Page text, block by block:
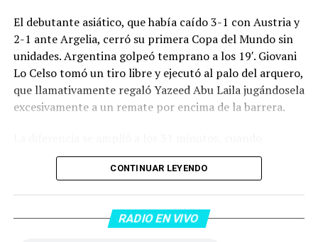
El debutante asiático, que había caído 3-1 con Austria y
2-1 ante Argelia, cerró su primera Copa del Mundo sin
unidades. Argentina golpeó temprano a los 19′. Giovani
Lo Celso tomó un tiro libre y ejecutó al palo del arquero,
que llamativamente regaló Yazeed Abu Laila jugándosela
excesivamente a un remate por encima de la barrera.
Lautaro Martínez convirtió de penal el 2-0. El Toro
anotó su primer gol en Copas del Mundo, tras no
dentro del área sobre Marcos Senesi, que intentó ir a
una segunda pelota luego de un tiro en el travesaño del
CONTINUAR LEYENDO
RADIO EN VIVO